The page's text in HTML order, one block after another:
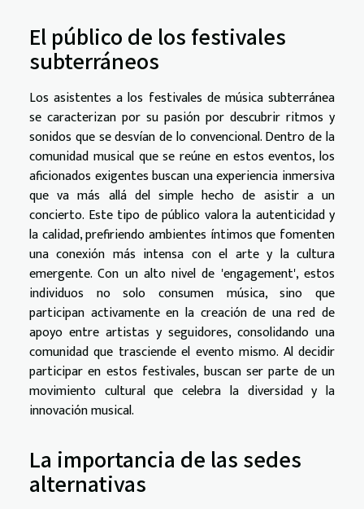
El público de los festivales
subterráneos
Los asistentes a los festivales de música subterránea
se caracterizan por su pasión por descubrir ritmos y
sonidos que se desvían de lo convencional. Dentro de la
comunidad musical que se reúne en estos eventos, los
aficionados exigentes buscan una experiencia inmersiva
que va más allá del simple hecho de asistir a un
concierto. Este tipo de público valora la autenticidad y
la calidad, prefiriendo ambientes íntimos que fomenten
una conexión más intensa con el arte y la cultura
emergente. Con un alto nivel de 'engagement', estos
individuos no solo consumen música, sino que
participan activamente en la creación de una red de
apoyo entre artistas y seguidores, consolidando una
comunidad que trasciende el evento mismo. Al decidir
participar en estos festivales, buscan ser parte de un
movimiento cultural que celebra la diversidad y la
innovación musical.
La importancia de las sedes
alternativas